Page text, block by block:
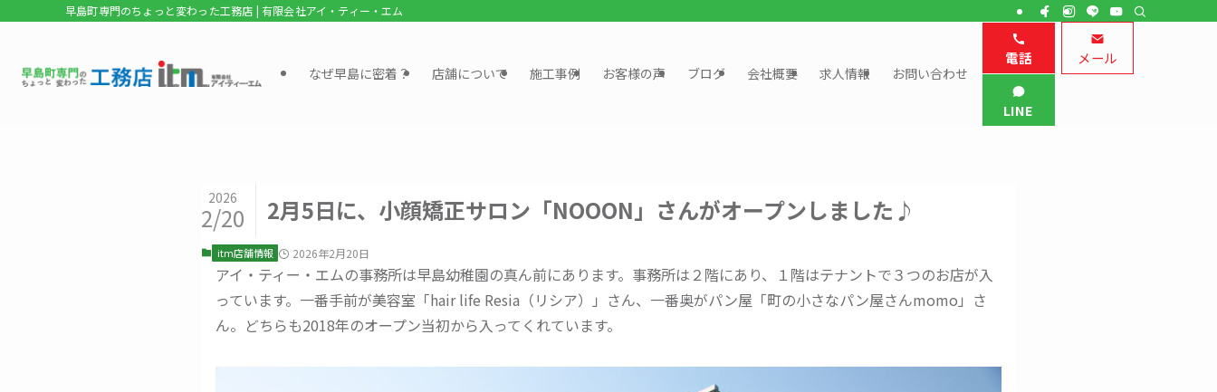
早島町専門のちょっと変わった工務店 | 有限会社アイ・ティー・エム
なぜ早島に密着？ 店舗について 施工事例 お客様の声 ブログ 会社概要 求人情報 お問い合わせ
電話 メール
LINE
2月5日に、小顔矯正サロン「NOOON」さんがオープンしました♪
2026
2/20
itm店舗情報 2026年2月20日
アイ・ティー・エムの事務所は早島幼稚園の真ん前にあります。事務所は２階にあり、１階はテナントで３つのお店が入
っています。一番手前が美容室「hair life Resia（リシア）」さん、一番奥がパン屋「町の小さなパン屋さんmomo」さ
ん。どちらも2018年のオープン当初から入ってくれています。